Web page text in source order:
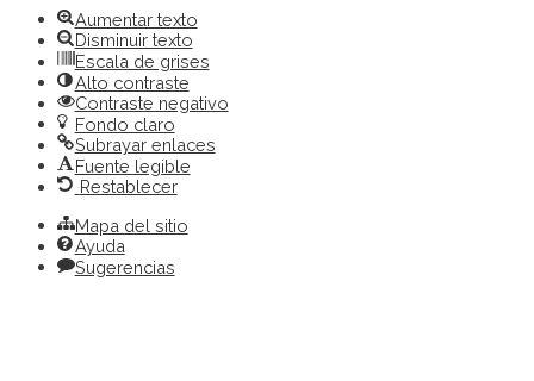
Aumentar texto
Disminuir texto
Escala de grises
Alto contraste
Contraste negativo
Fondo claro
Subrayar enlaces
Fuente legible
Restablecer
Mapa del sitio
Ayuda
Sugerencias